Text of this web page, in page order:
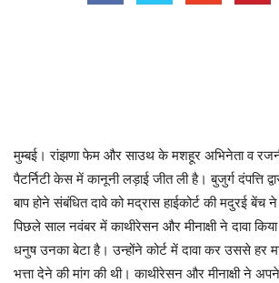
मुम्बई। रांझणा फेम और साउथ के मशहूर अभिनेता व
पैटर्निटी केस में कानूनी लड़ाई जीत ली है। बुजुर्ग दंपत्ति
बाप होने संबंधित दावे को मद्रास हाईकोर्ट की मदुरई बेंच
पिछले साल नवंबर में काथीरेसन और मीनाक्षी ने दावा
धनुष उनका बेटा है। उन्होंने कोर्ट में दावा कर उससे हर
भत्ता देने की मांग की थी। काथीरेसन और मीनाक्षी ने